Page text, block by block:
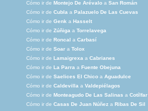
Cómo ir de Montejo De Arévalo a San Román
Cómo ir de Cubla a Palazuelo De Las Cuevas
Cómo ir de Genk a Hasselt
Cómo ir de Zúñiga a Torrelavega
Cómo ir de Roncal a Carbasí
Cómo ir de Soar a Tolox
Cómo ir de Lamaigrexa a Cabrianes
Cómo ir de La Parra a Fuente Obejuna
Cómo ir de Saelices El Chico a Aguadulce
Cómo ir de Caldevilla a Valdepiélagos
Cómo ir de Monteagudo De Las Salinas a Cotílfar
Cómo ir de Casas De Juan Núñez a Ribas De Sil